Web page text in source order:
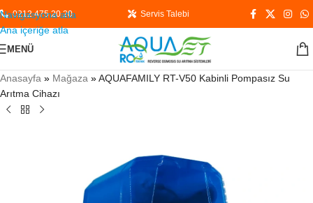
Navigasyona atla
Ana içeriğe atla
0212 475 20 20 Servis Talebi
MENÜ
Anasayfa » Mağaza »AQUAFAMILY RT-V50 Kabinli Pompasız Su
Arıtma Cihazı